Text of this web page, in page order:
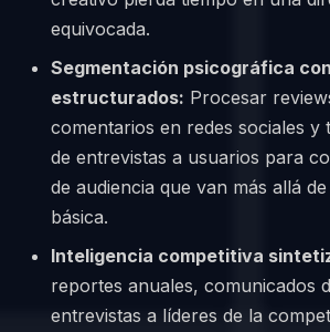
equivocada.
Segmentación psicográfica
estructurados: Procesar
comentarios en redes sociales y
de entrevistas a usuarios para
de audiencia que van más allá
básica.
Inteligencia competitiva
reportes anuales, comunicados
entrevistas a líderes de la